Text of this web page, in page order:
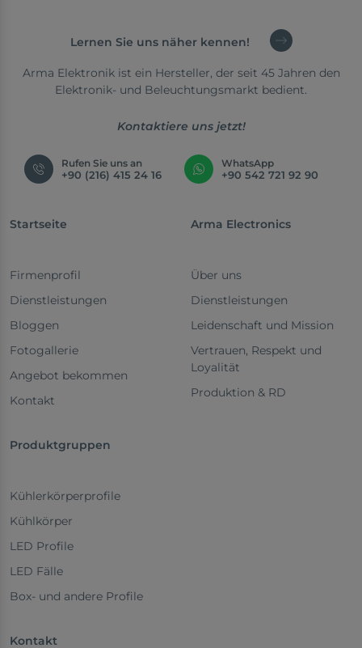
Lernen Sie uns näher kennen!
Arma Elektronik ist ein Hersteller, der seit 45 Jahren den
Elektronik- und Beleuchtungsmarkt bedient.
Kontaktiere uns jetzt!
Rufen Sie uns an
+90 (216) 415 24 16
WhatsApp
+90 542 721 92 90
Startseite
Firmenprofil
Dienstleistungen
Bloggen
Fotogallerie
Angebot bekommen
Kontakt
Arma Electronics
Über uns
Dienstleistungen
Leidenschaft und Mission
Vertrauen, Respekt und
Loyalität
Produktion & RD
Produktgruppen
Kühlerkörperprofile
Kühlkörper
LED Profile
LED Fälle
Box- und andere Profile
Kontakt